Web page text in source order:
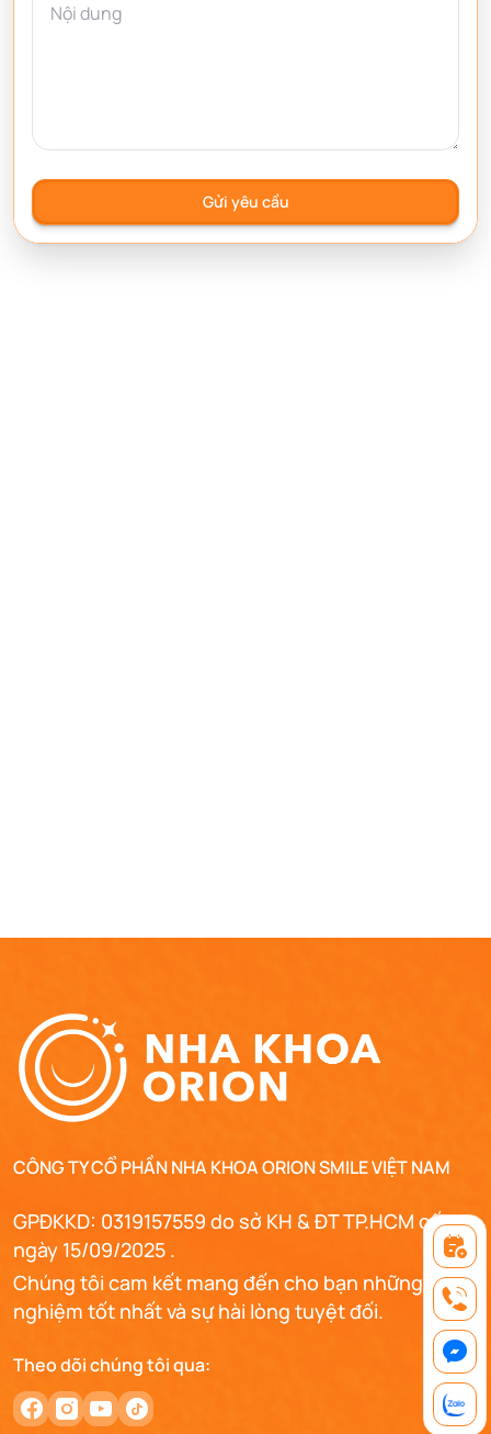
Gửi yêu cầu
CÔNG TY CỔ PHẦN NHA KHOA ORION SMILE VIỆT NAM
GPĐKKD: 0319157559 do sở KH & ĐT TP.HCM cấp
ngày 15/09/2025 .
Chúng tôi cam kết mang đến cho bạn những trải
nghiệm tốt nhất và sự hài lòng tuyệt đối.
Theo dõi chúng tôi qua: